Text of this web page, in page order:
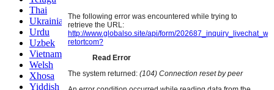
Thai
Ukrainian
Urdu
Uzbek
Vietnamese
Welsh
Xhosa
Yiddish